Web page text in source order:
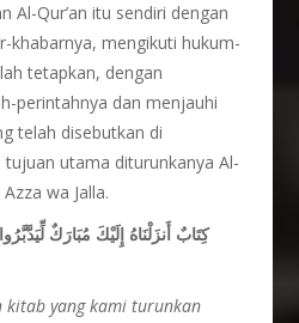
Al-Qur’an itu sendiri dengan
khabarnya, mengikuti hukum-
tetapkan, dengan
perintahnya dan menjauhi
telah disebutkan di
tujuan utama diturunkanya Al-
wa Jalla.
كِتَابٌ أَنزَلْنَاهُ إِلَيْكَ مُبَارَكٌ
kitab yang kami turunkan